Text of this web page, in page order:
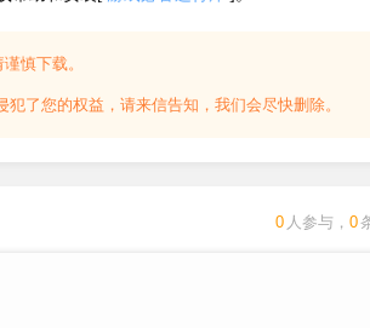
间邀请码，即可进入你的房间，一起联机
慎下载。
了您的权益，请来信告知，我们会尽快删除。
0 人参与， 0